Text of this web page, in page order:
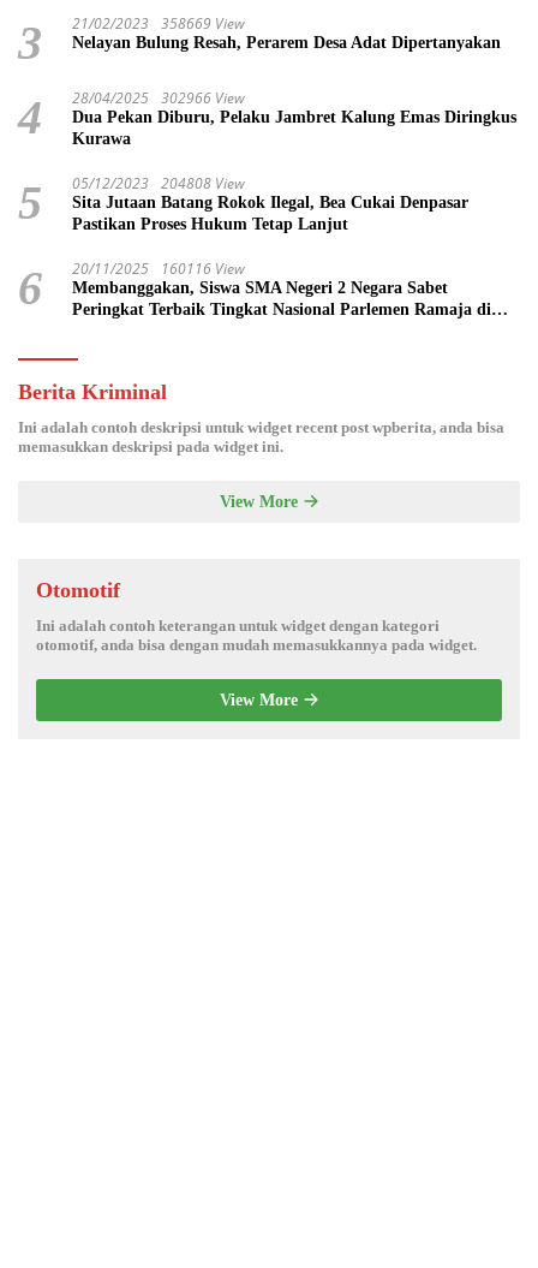
3 21/02/2023 358669 View
Nelayan Bulung Resah, Perarem Desa Adat Dipertanyakan
4 28/04/2025 302966 View
Dua Pekan Diburu, Pelaku Jambret Kalung Emas Diringkus
Kurawa
5 05/12/2023 204808 View
Sita Jutaan Batang Rokok Ilegal, Bea Cukai Denpasar
Pastikan Proses Hukum Tetap Lanjut
6 20/11/2025 160116 View
Membanggakan, Siswa SMA Negeri 2 Negara Sabet
Peringkat Terbaik Tingkat Nasional Parlemen Ramaja di
Berita Kriminal
Ini adalah contoh deskripsi untuk widget recent post wpberita, anda bisa
memasukkan deskripsi pada widget ini.
View More
Otomotif
Ini adalah contoh keterangan untuk widget dengan kategori
otomotif, anda bisa dengan mudah memasukkannya pada widget.
View More